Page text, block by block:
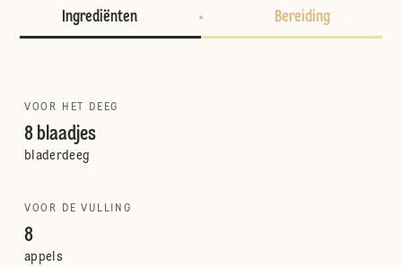
Ingrediënten Bereiding
VOOR HET DEEG
8 blaadjes
bladerdeeg
VOOR DE VULLING
8
appels